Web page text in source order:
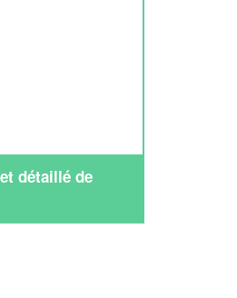
détaillé de